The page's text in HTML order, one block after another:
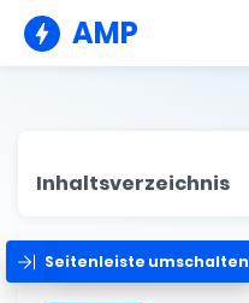
AMP
Inhaltsverzeichnis
Seitenleiste umschalten